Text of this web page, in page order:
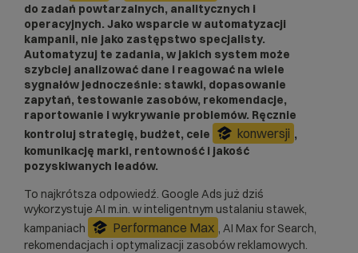
do zadań powtarzalnych, analitycznych i
operacyjnych. Jako wsparcie w automatyzacji
kampanii, nie jako zastępstwo specjalisty.
Automatyzuj te zadania, w jakich system może
szybciej analizować dane i reagować na wiele
sygnałów jednocześnie: stawki, dopasowanie
zapytań, testowanie zasobów, rekomendacje,
raportowanie i wykrywanie problemów. Ręcznie
kontroluj strategię, budżet, cele
konwersji ,
komunikację marki, rentowność i jakość
pozyskiwanych leadów.
To najkrótsza odpowiedź. Google Ads już dziś
wykorzystuje AI m.in. w inteligentnym ustalaniu stawek,
kampaniach
Performance Max , AI Max for Search,
rekomendacjach i optymalizacji zasobów reklamowych.